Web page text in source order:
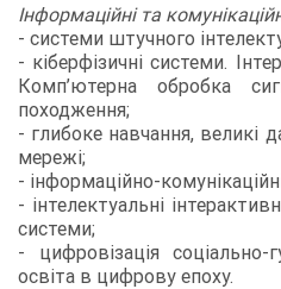
Інформаційні та
- системи штучного
- кіберфізичні системи.
Комп’ютерна обробка
походження;
- глибоке навчання, великі
мережі;
- інформаційно-
- інтелектуальні
системи;
- цифровізація соціально-
освіта в цифрову епоху.